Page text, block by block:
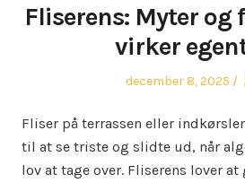
Fliserens: Myter og
virker
Posted
december 8, 2025
Fliser på terrassen eller
til at se triste og slidte ud, når
lov at tage over. Fliserens lover